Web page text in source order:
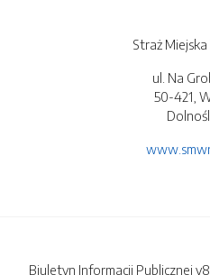
Straż
ul. Na
50-421,
Biuletyn Informacji Publicznej